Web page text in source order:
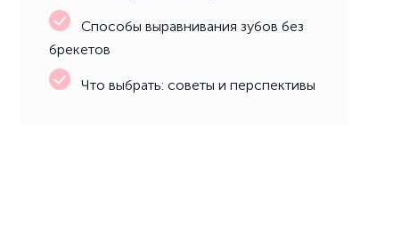
Способы выравнивания зубов без
брекетов
Что выбрать: советы и перспективы